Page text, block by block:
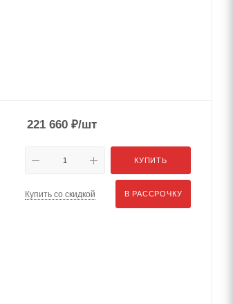
221 660 ₽/шт
КУПИТЬ
Купить со скидкой В РАССРОЧКУ